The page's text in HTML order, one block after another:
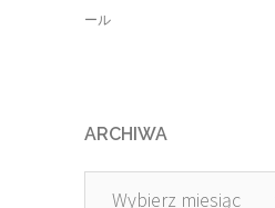
ール
ARCHIWA
Archiwa